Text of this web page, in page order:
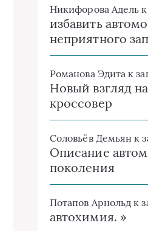
Никифорова Адель
избавить
неприятного
Романова Эдита к
Новый взгляд
кроссовер
Соловьёв Демьян к
Описание
поколения
Потапов Арнольд к
автохимия. »